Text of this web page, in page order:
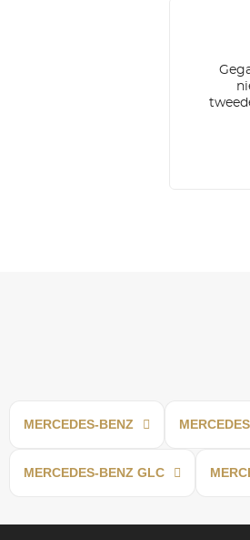
MERCEDES-BENZ
MERCEDES-BENZ GLC